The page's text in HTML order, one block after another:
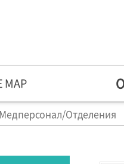
MAP
информация
Медперсонал/Отделения